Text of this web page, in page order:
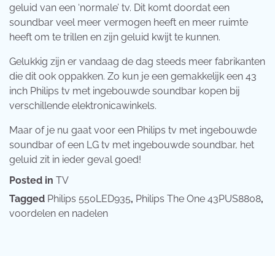
geluid van een ‘normale’ tv. Dit komt doordat een
soundbar veel meer vermogen heeft en meer ruimte
heeft om te trillen en zijn geluid kwijt te kunnen.
Gelukkig zijn er vandaag de dag steeds meer fabrikanten
die dit ook oppakken. Zo kun je een gemakkelijk een 43
inch Philips tv met ingebouwde soundbar kopen bij
verschillende elektronicawinkels.
Maar of je nu gaat voor een Philips tv met ingebouwde
soundbar of een LG tv met ingebouwde soundbar, het
geluid zit in ieder geval goed!
Posted in TV
Tagged Philips 550LED935, Philips The One 43PUS8808,
voordelen en nadelen